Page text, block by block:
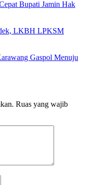
Bupati Jamin Hak
LKBH LPKSM
Gaspol Menuju
Ruas yang wajib